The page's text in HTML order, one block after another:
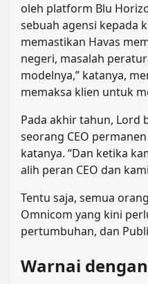
oleh platform Blu
sebuah agensi kepada
memastikan Havas
negeri, masalah
modelnya,” katanya,
memaksa klien untuk
Pada akhir tahun, Lord
seorang CEO
katanya. “Dan ketika
alih peran CEO dan
Tentu saja, semua
Omnicom yang kini
pertumbuhan, dan
Warnai